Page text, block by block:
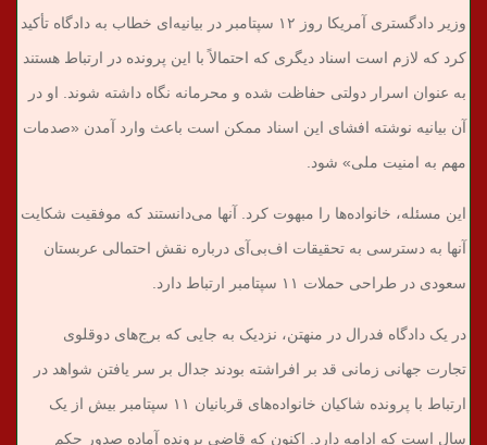
وزیر دادگستری آمریکا روز ۱۲ سپتامبر در بیانیه‌ای خطاب به دادگاه تأکید
کرد که لازم است اسناد دیگری که احتمالاً با این پرونده در ارتباط هستند
به عنوان اسرار دولتی حفاظت شده و محرمانه نگاه داشته شوند. او در
آن بیانیه نوشته افشای این اسناد ممکن است باعث وارد آمدن «صدمات
مهم به امنیت ملی» شود.
این مسئله، خانواده‌ها را مبهوت کرد. آنها می‌دانستند که موفقیت شکایت
آنها به دسترسی به تحقیقات اف‌بی‌آی درباره نقش احتمالی عربستان
سعودی در طراحی حملات ۱۱ سپتامبر ارتباط دارد.
در یک دادگاه فدرال در منهتن، نزدیک به جایی که برج‌های دوقلوی
تجارت جهانی زمانی قد بر افراشته بودند جدال بر سر یافتن شواهد در
ارتباط با پرونده شاکیان خانواده‌های قربانیان ۱۱ سپتامبر بیش از یک
سال است که ادامه دارد. اکنون که قاضی پرونده آماده صدور حکم